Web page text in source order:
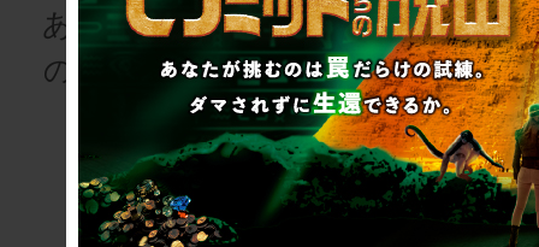
あなたも、物語
の登場人物にな
りませんか
次の授業は“謎
き”!?